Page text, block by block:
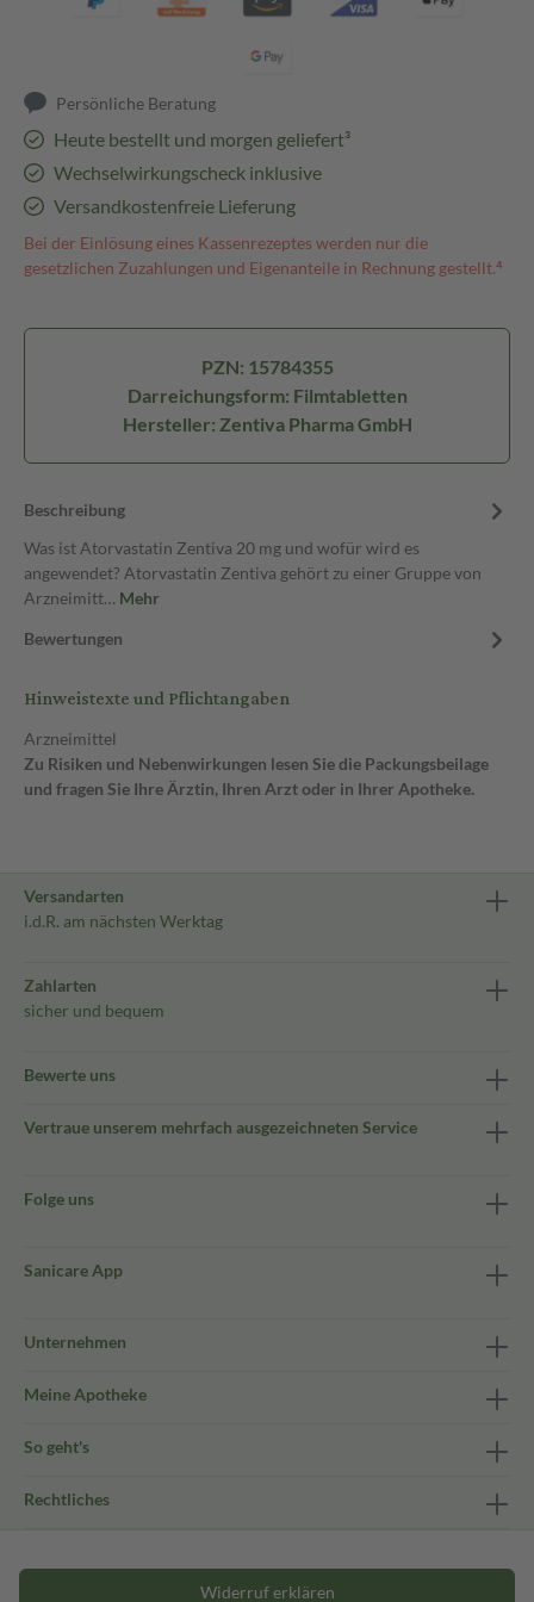
Persönliche Beratung
Heute bestellt und morgen geliefert³
Wechselwirkungscheck inklusive
Versandkostenfreie Lieferung
Bei der Einlösung eines Kassenrezeptes werden nur die
gesetzlichen Zuzahlungen und Eigenanteile in Rechnung gestellt.⁴
PZN: 15784355
Darreichungsform: Filmtabletten
Hersteller: Zentiva Pharma GmbH
Beschreibung
Was ist Atorvastatin Zentiva 20 mg und wofür wird es
angewendet? Atorvastatin Zentiva gehört zu einer Gruppe von
Arzneimitt… Mehr
Bewertungen
Hinweistexte und Pflichtangaben
Arzneimittel
Zu Risiken und Nebenwirkungen lesen Sie die Packungsbeilage
und fragen Sie Ihre Ärztin, Ihren Arzt oder in Ihrer Apotheke.
Versandarten
i.d.R. am nächsten Werktag
Zahlarten
sicher und bequem
Bewerte uns
Vertraue unserem mehrfach ausgezeichneten Service
Folge uns
Sanicare App
Unternehmen
Meine Apotheke
So geht's
Rechtliches
Widerruf erklären